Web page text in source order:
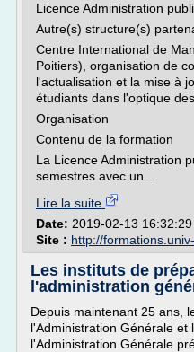
Licence Administration
Autre(s) structure(s)
Centre International de
Poitiers), organisation de
l'actualisation et la mise à
étudiants dans l'optique
Organisation
Contenu de la formation
La Licence Administration
semestres avec un...
Lire la suite
Date: 2019-02-13 16:32:29
Site : http://
Les instituts de
l'administration
Depuis maintenant 25 ans,
l'Administration Générale et
l'Administration Générale